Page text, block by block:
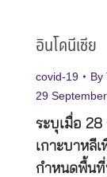
อินโดนีเซีย
covid-19 By
29
ระบุเมื่อ 28
เกาะบาหลี
กำหนดพื้นที่